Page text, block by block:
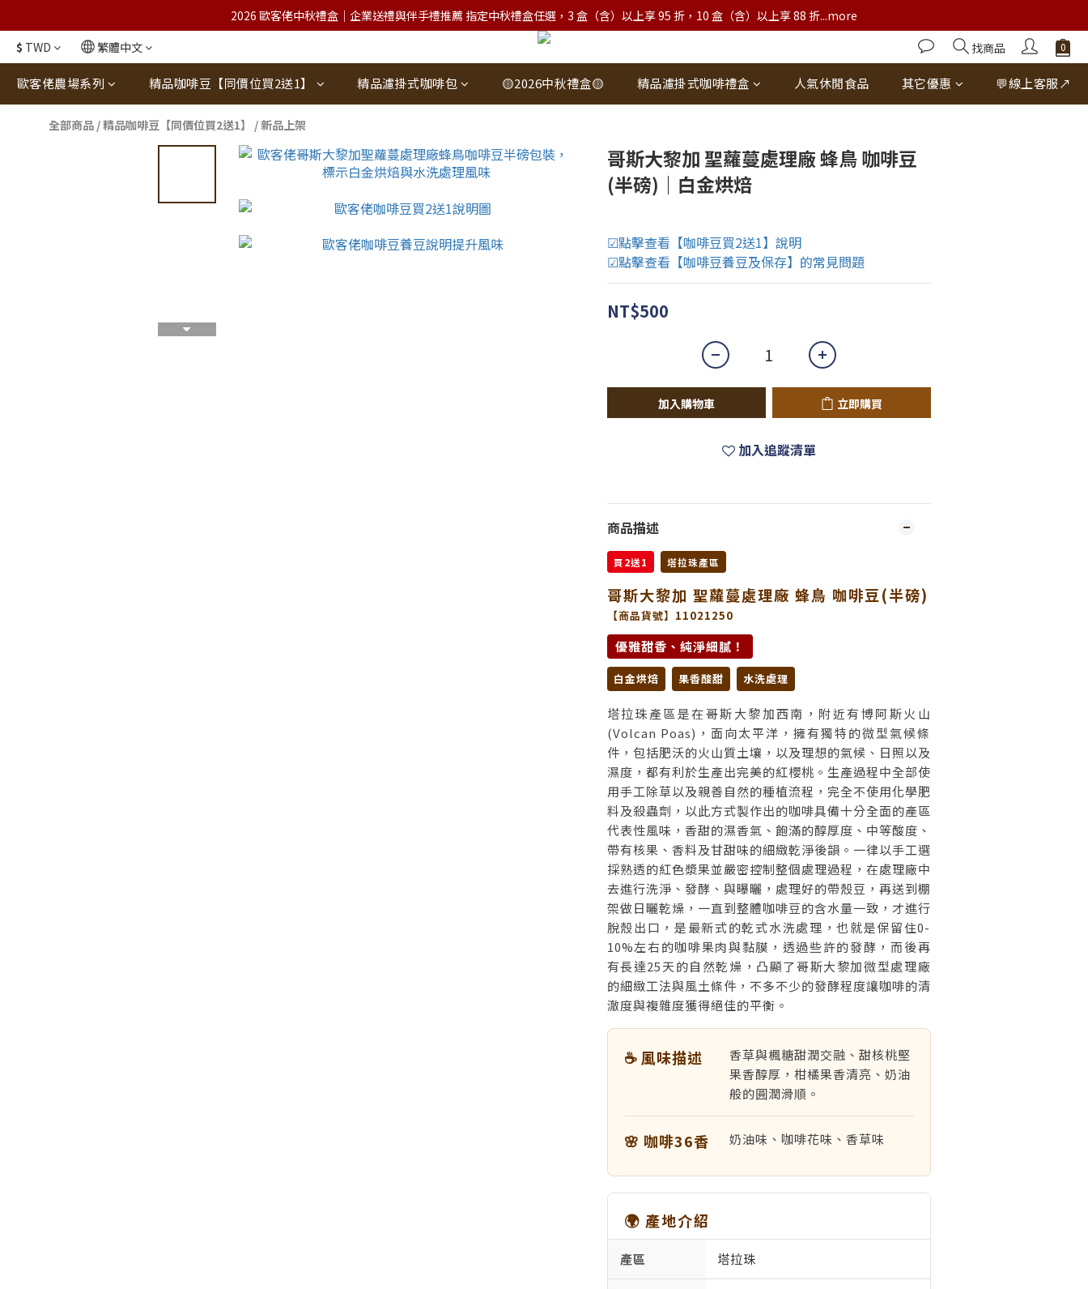
2026 歐客佬中秋禮盒｜企業送禮與伴手禮推薦 指定中秋禮盒任選，3 盒（含）以上享 95 折，10 盒（含）以上享 88 折...more
$ TWD 繁體中文 找商品
歐客佬農場系列 精品咖啡豆【同價位買2送1】 精品濾掛式咖啡包 🟡2026中秋禮盒🟡 精品濾掛式咖啡禮盒 人氣休閒食品 其它優惠 💬線上客服↗
全部商品 /精品咖啡豆【同價位買2送1】 /新品上架
哥斯大黎加 聖蘿蔓處理廠 蜂鳥 咖啡豆
(半磅)｜白金烘焙
☑點擊查看【咖啡豆買2送1】說明
☑點擊查看【咖啡豆養豆及保存】的常見問題
NT$500
加入購物車 立即購買
加入追蹤清單
商品描述
買2送1 塔拉珠產區
哥斯大黎加 聖蘿蔓處理廠 蜂鳥 咖啡豆(半磅)
【商品貨號】11021250
優雅甜香、純淨細膩！
白金烘焙 果香酸甜 水洗處理
塔拉珠產區是在哥斯大黎加西南，附近有博阿斯火山
(Volcan Poas)，面向太平洋，擁有獨特的微型氣候條
件，包括肥沃的火山質土壤，以及理想的氣候、日照以及
濕度，都有利於生產出完美的紅櫻桃。生產過程中全部使
用手工除草以及親善自然的種植流程，完全不使用化學肥
料及殺蟲劑，以此方式製作出的咖啡具備十分全面的產區
代表性風味，香甜的濕香氣、飽滿的醇厚度、中等酸度、
帶有核果、香料及甘甜味的細緻乾淨後韻。一律以手工選
採熟透的紅色漿果並嚴密控制整個處理過程，在處理廠中
去進行洗淨、發酵、與曝曬，處理好的帶殼豆，再送到棚
架做日曬乾燥，一直到整體咖啡豆的含水量一致，才進行
脫殼出口，是最新式的乾式水洗處理，也就是保留住0-
10%左右的咖啡果肉與黏膜，透過些許的發酵，而後再
有長達25天的自然乾燥，凸顯了哥斯大黎加微型處理廠
的細緻工法與風土條件，不多不少的發酵程度讓咖啡的清
澈度與複雜度獲得絕佳的平衡。
☕ 風味描述
香草與楓糖甜潤交融、甜核桃堅
果香醇厚，柑橘果香清亮、奶油
般的圓潤滑順。
🌸 咖啡36香 奶油味、咖啡花味、香草味
🌍 產地介紹
產區 塔拉珠